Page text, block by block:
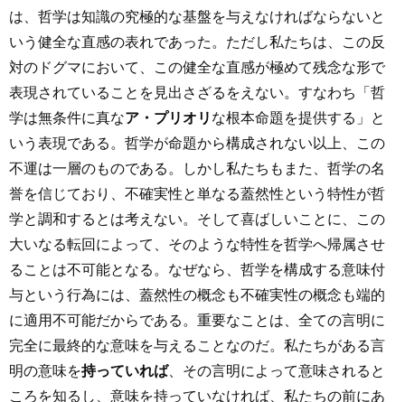
は、哲学は知識の究極的な基盤を与えなければならないと
いう健全な直感の表れであった。ただし私たちは、この反
対のドグマにおいて、この健全な直感が極めて残念な形で
表現されていることを見出さざるをえない。すなわち「哲
学は無条件に真なア・プリオリ な根本命題を提供する」と
いう表現である。哲学が命題から構成されない以上、この
不運は一層のものである。しかし私たちもまた、哲学の名
誉を信じており、不確実性と単なる蓋然性という特性が哲
学と調和するとは考えない。そして喜ばしいことに、この
大いなる転回によって、そのような特性を哲学へ帰属させ
ることは不可能となる。なぜなら、哲学を構成する意味付
与という行為には、蓋然性の概念も不確実性の概念も端的
に適用不可能だからである。重要なことは、全ての言明に
完全に最終的な意味を与えることなのだ。私たちがある言
明の意味を持っていれば、その言明によって意味されると
ころを知るし、意味を持っていなければ、私たちの前にあ